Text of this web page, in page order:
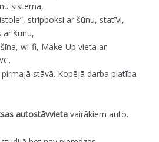
sistēma,
stripboksi ar šūnu, statīvi,
ar šūnu,
wi-fi, Make-Up vieta ar
stāvā. Kopējā darba platība
autostāvvieta vairākiem auto.